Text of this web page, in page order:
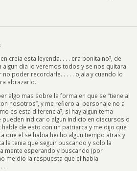
creia esta leyenda. . . . era bonita no?, de
algun dia lo veremos todos y se nos quitara
no poder recordarle. . . . . ojala y cuando lo
abrazarlo.
algo mas sobre la forma en que se “tiene al
nosotros”, y me refiero al personaje no a
es esta diferencia?, si hay algun tema
pueden indicar o algun indicio en discursos o
hable de esto con un patriarca y me dijo que
que el se habia hecho algun tiempo atras y
la tenia que seguir buscando y solo la
mente esperando y buscando (por
me dio la respuesta que el habia
. .